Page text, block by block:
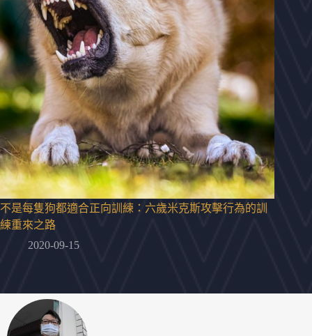
不是每隻狗都適合正向訓練：六歲米克斯攻擊行為的訓
練重來之路
2020-09-15